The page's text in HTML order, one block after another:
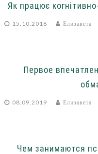
Як працює
15.10.2018 Елизавета
Первое
08.09.2019 Елизавета
Чем занимаются